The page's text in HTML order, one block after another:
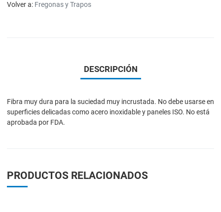
Volver a: Fregonas y Trapos
DESCRIPCIÓN
Fibra muy dura para la suciedad muy incrustada. No debe usarse en
superficies delicadas como acero inoxidable y paneles ISO. No está
aprobada por FDA.
PRODUCTOS RELACIONADOS